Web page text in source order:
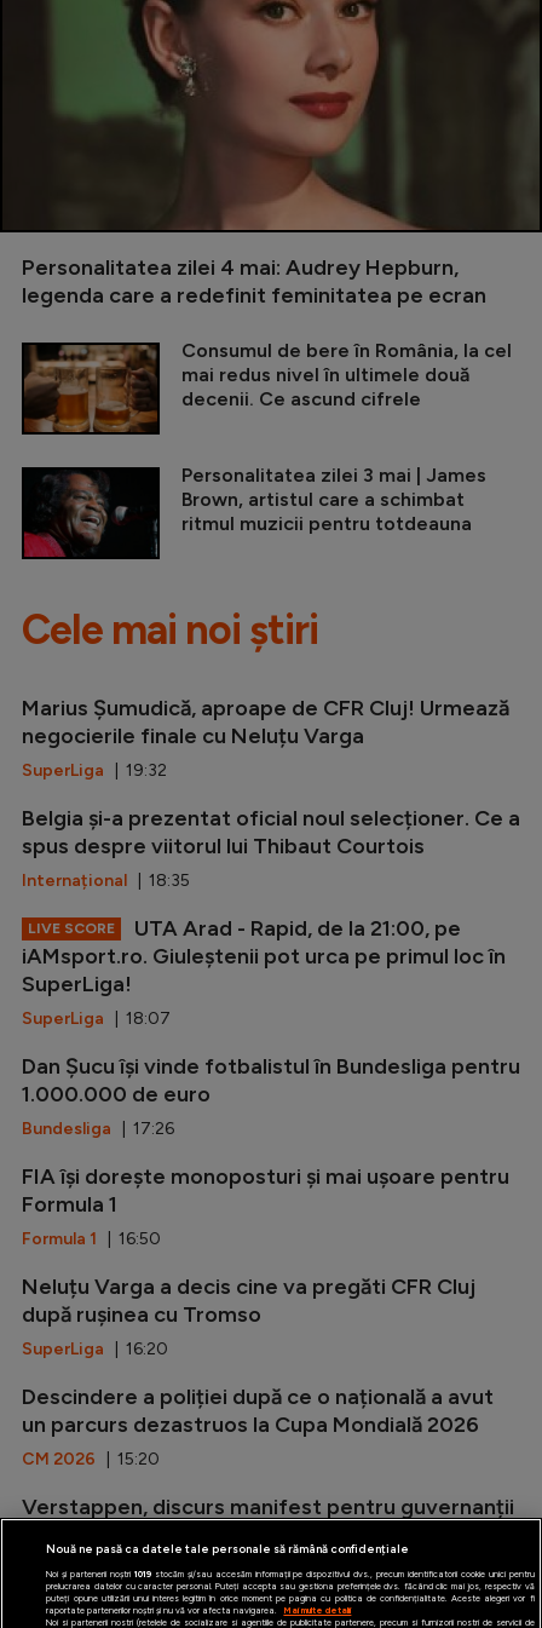
Personalitatea zilei 4 mai: Audrey Hepburn,
legenda care a redefinit feminitatea pe ecran
Consumul de bere în România, la cel
mai redus nivel în ultimele două
decenii. Ce ascund cifrele
Personalitatea zilei 3 mai | James
Brown, artistul care a schimbat
ritmul muzicii pentru totdeauna
Cele mai noi știri
Marius Șumudică, aproape de CFR Cluj! Urmează
negocierile finale cu Neluțu Varga
SuperLiga | 19:32
Belgia și-a prezentat oficial noul selecționer. Ce a
spus despre viitorul lui Thibaut Courtois
Internațional | 18:35
LIVE SCORE
UTA Arad - Rapid, de la 21:00, pe
iAMsport.ro. Giuleștenii pot urca pe primul loc în
SuperLiga!
SuperLiga | 18:07
Dan Șucu își vinde fotbalistul în Bundesliga pentru
1.000.000 de euro
Bundesliga | 17:26
FIA își dorește monoposturi și mai ușoare pentru
Formula 1
Formula 1 | 16:50
Neluțu Varga a decis cine va pregăti CFR Cluj
după rușinea cu Tromso
SuperLiga | 16:20
Descindere a poliției după ce o națională a avut
un parcurs dezastruos la Cupa Mondială 2026
CM 2026 | 15:20
Verstappen, discurs manifest pentru guvernanții
Formula 1| 14:44
Nouă ne pasă ca datele tale personale să rămână confidențiale
Noi și partenerii noștri 1019stocăm și/sau accesăm informații pe dispozitivul dvs., precum identificatorii cookie unici pentru
prelucrarea datelor cu caracter personal. Puteți accepta sau gestiona preferințele dvs. făcând clic mai jos, respectiv vă
puteți opune utilizării unui interes legitim în orice moment pe pagina cu politica de confidențialitate. Aceste alegeri vor fi
raportate partenerilor noștri și nu vă vor afecta navigarea.
Mai multe detalii
Noi si partenerii nostri (retelele de socializare si agentiile de publicitate partenere, precum si furnizorii nostri de servicii de